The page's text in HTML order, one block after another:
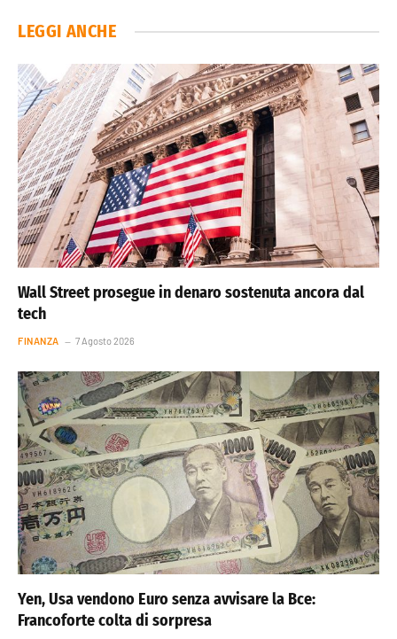
LEGGI ANCHE
Wall Street prosegue in denaro sostenuta ancora dal
tech
FINANZA 7 Agosto 2026
Yen, Usa vendono Euro senza avvisare la Bce:
Francoforte colta di sorpresa